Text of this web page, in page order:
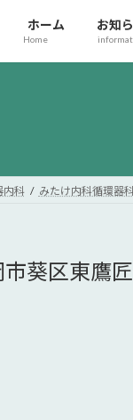
ホーム
Home
お知
内科 みたけ内科循環器
葵区東鷹